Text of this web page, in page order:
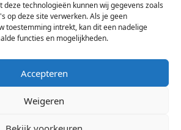
technologieën kunnen wij gegevens zoals
op deze site verwerken. Als je geen
toestemming intrekt, kan dit een nadelige
functies en mogelijkheden.
Accepteren
Weigeren